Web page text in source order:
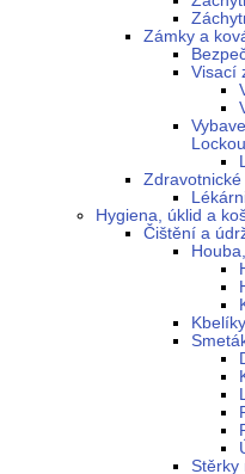
Zámky a
Visací
Hygiena, úklid a
Čištění a
Stěrky